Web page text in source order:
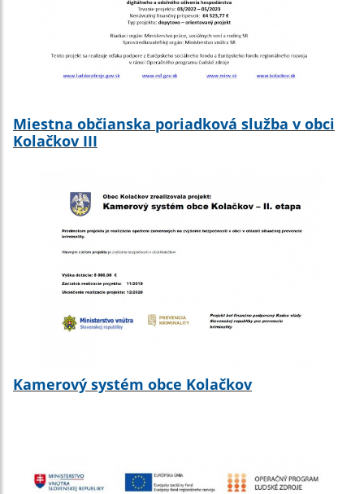
Miestna občianska poriadková služba v obci
Kolačkov III
Kamerový systém obce Kolačkov